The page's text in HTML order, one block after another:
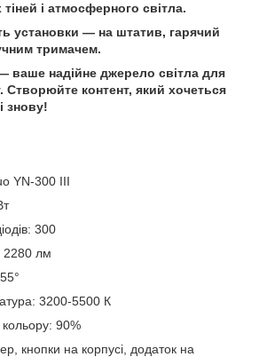
і атмосферного світла.
установки — на штатив, гарячий
тримачем.
ваше надійне джерело світла для
Створюйте контент, який хочеться
знову!
YN-300 III
300
2280 лм
3200-5500 К
кольору: 90%
кнопки на корпусі, додаток на